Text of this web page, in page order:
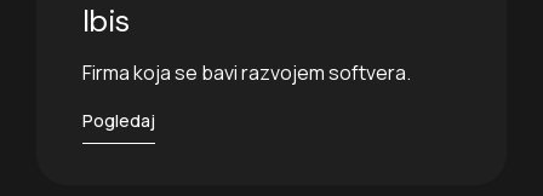
Ibis
Firma koja se bavi razvojem softvera.
Pogledaj